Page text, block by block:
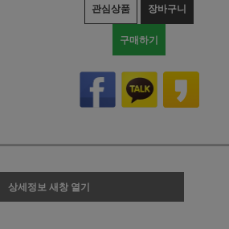
관심상품 장바구니
구매하기
상세정보 새창 열기